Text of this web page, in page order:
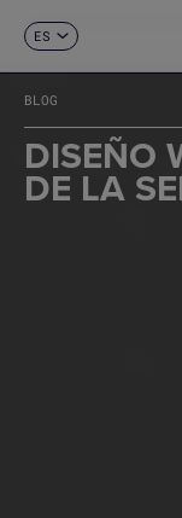
ES
FR
DE
IT
PT
BLOG
DISEÑO
DE LA